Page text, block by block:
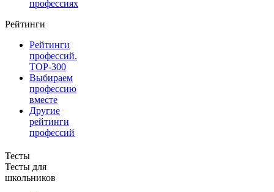
профессиях
Рейтинги
Рейтинги
профессий.
TOP-300
Выбираем
профессию
вместе
Другие
рейтинги
профессий
Тесты
Тесты для
школьников